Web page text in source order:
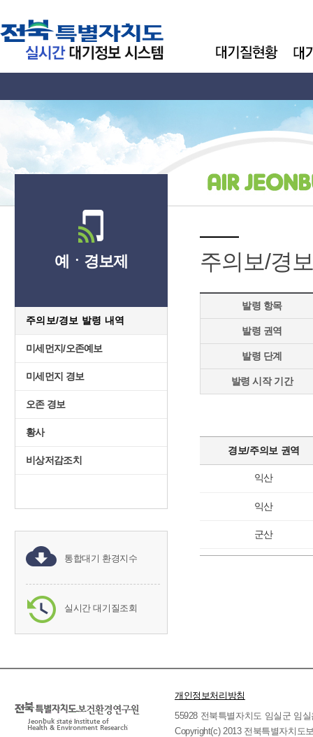
예ㆍ경보제
주의보/경보 발령 내역
미세먼지/오존예보
미세먼지 경보
오존 경보
황사
비상저감조치
통합대기 환경지수
실시간 대기질조회
주의보/경
발령 항목
발령 권역
발령 단계
발령 시작 기간
경보/주의보 권역
익산
익산
군산
개인정보처리방침
55928 전북특별자치도 임실군 임
Copyright(c) 2013 전북특별자치도